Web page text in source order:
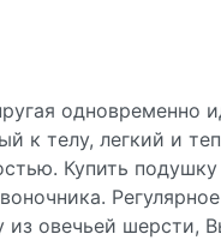
одновременно
к телу, легкий и
Купить подушку
овечьей шерсти,